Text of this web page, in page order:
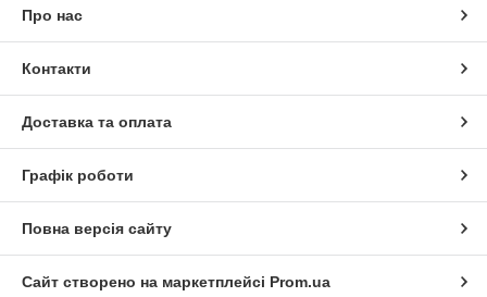
Про нас
Контакти
Доставка та оплата
Графік роботи
Повна версія сайту
Сайт створено на маркетплейсі Prom.ua